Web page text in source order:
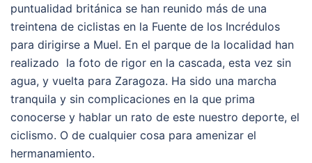
puntualidad británica se han reunido más de una
treintena de ciclistas en la Fuente de los Incrédulos
para dirigirse a Muel. En el parque de la localidad han
realizado la foto de rigor en la cascada, esta vez sin
agua, y vuelta para Zaragoza. Ha sido una marcha
tranquila y sin complicaciones en la que prima
conocerse y hablar un rato de este nuestro deporte, el
ciclismo. O de cualquier cosa para amenizar el
hermanamiento.